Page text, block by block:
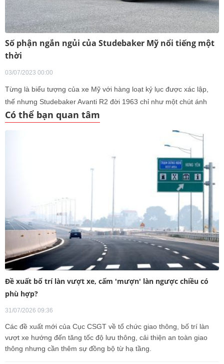
Số phận ngắn ngủi của Studebaker Mỹ nổi tiếng một
thời
03/07/2023 00:00
Từng là biểu tượng của xe Mỹ với hàng loạt kỷ lục được xác lập,
thế nhưng Studebaker Avanti R2 đời 1963 chỉ như một chút ánh
sáng loé lên rồi nhanh chóng vụt tắt.
Có thể bạn quan tâm
Đề xuất bố trí làn vượt xe, cấm 'mượn' làn ngược chiều có
phù hợp?
31/07/2026 09:36
Các đề xuất mới của Cục CSGT về tổ chức giao thông, bố trí làn
vượt xe hướng đến tăng tốc độ lưu thông, cải thiện an toàn giao
thông nhưng cần thêm sự đồng bộ từ hạ tầng.